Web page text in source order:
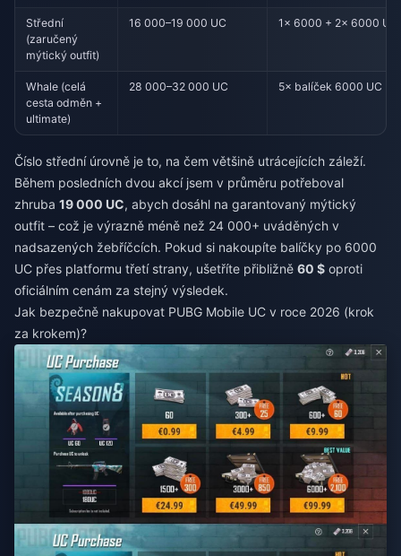
Střední
(zaručený
mýtický outfit)
16 000–19 000 UC 1× 6000 + 2× 6000 UC
Whale (celá
cesta odměn +
ultimate)
28 000–32 000 UC 5× balíček 6000 UC
Číslo střední úrovně je to, na čem většině utrácejících záleží.
Během posledních dvou akcí jsem v průměru potřeboval
zhruba 19 000 UC, abych dosáhl na garantovaný mýtický
outfit – což je výrazně méně než 24 000+ uváděných v
nadsazených žebříčcích. Pokud si nakoupíte balíčky po 6000
UC přes platformu třetí strany, ušetříte přibližně 60 $ oproti
oficiálním cenám za stejný výsledek.
Jak bezpečně nakupovat PUBG Mobile UC v roce 2026 (krok
za krokem)?